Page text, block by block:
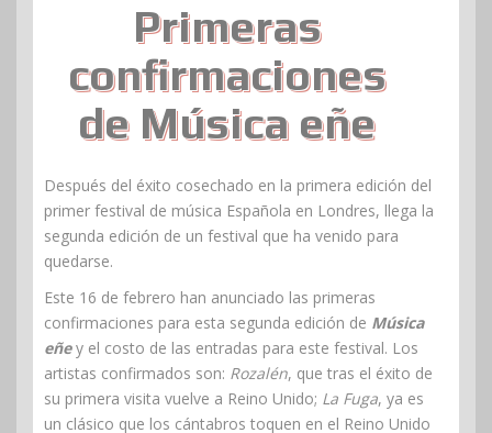
Primeras
confirmaciones
de Música eñe
Después del éxito cosechado en la primera edición del
primer festival de música Española en Londres, llega la
segunda edición de un festival que ha venido para
quedarse.
Este 16 de febrero han anunciado las primeras
confirmaciones para esta segunda edición de Música
eñey el costo de las entradas para este festival. Los
artistas confirmados son: Rozalén, que tras el éxito de
su primera visita vuelve a Reino Unido; La Fuga, ya es
un clásico que los cántabros toquen en el Reino Unido